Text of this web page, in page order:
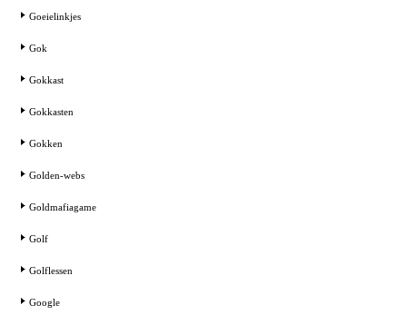
Goeielinkjes
Gok
Gokkast
Gokkasten
Gokken
Golden-webs
Goldmafiagame
Golf
Golflessen
Google